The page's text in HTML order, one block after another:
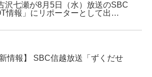
沢七瀬が8月5日（水）放送のSBC
情報」にリポーターとして出…
情報】 SBC信越放送「ずくだせ